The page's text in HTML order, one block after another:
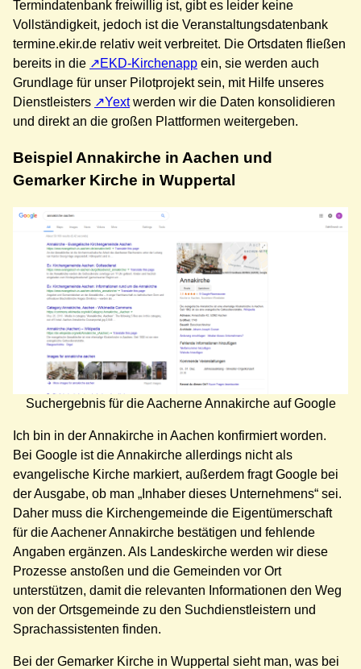
Termindatenbank freiwillig ist, gibt es leider keine
Vollständigkeit, jedoch ist die Veranstaltungsdatenbank
termine.ekir.de relativ weit verbreitet. Die Ortsdaten fließen
bereits in die
EKD-Kirchenapp ein, sie werden auch
Grundlage für unser Pilotprojekt sein, mit Hilfe unseres
Dienstleisters
Yextwerden wir die Daten konsolidieren
und direkt an die großen Plattformen weitergeben.
Beispiel Annakirche in Aachen und
Gemarker Kirche in Wuppertal
Suchergebnis für die Aacherne Annakirche auf Google
Ich bin in der Annakirche in Aachen konfirmiert worden.
Bei Google ist die Annakirche allerdings nicht als
evangelische Kirche markiert, außerdem fragt Google bei
der Ausgabe, ob man „Inhaber dieses Unternehmens“ sei.
Daher muss die Kirchengemeinde die Eigentümerschaft
für die Aachener Annakirche bestätigen und fehlende
Angaben ergänzen. Als Landeskirche werden wir diese
Prozesse anstoßen und die Gemeinden vor Ort
unterstützen, damit die relevanten Informationen den Weg
von der Ortsgemeinde zu den Suchdienstleistern und
Sprachassistenten finden.
Bei der Gemarker Kirche in Wuppertal sieht man, was bei